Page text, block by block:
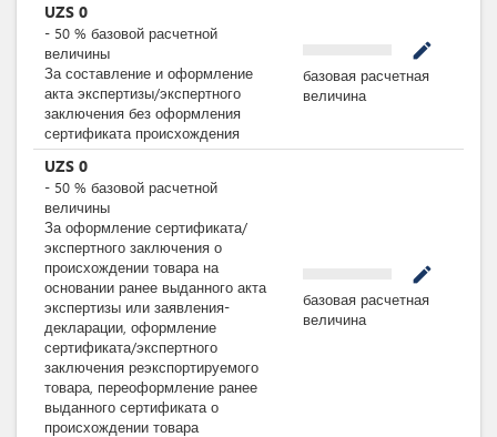
UZS 0
- 50 % базовой расчетной
величины
За составление и оформление
акта экспертизы/экспертного
заключения без оформления
сертификата происхождения
mode_edit
базовая расчетная
величина
UZS 0
- 50 % базовой расчетной
величины
За оформление сертификата/
экспертного заключения о
происхождении товара на
основании ранее выданного акта
экспертизы или заявления-
декларации, оформление
сертификата/экспертного
заключения реэкспортируемого
товара, переоформление ранее
выданного сертификата о
происхождении товара
mode_edit
базовая расчетная
величина